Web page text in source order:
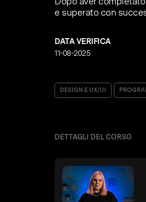
e superato con
DATA VERIFICA
11-08-2025
DESIGN E UX/UI
DETTAGLI DEL CORSO